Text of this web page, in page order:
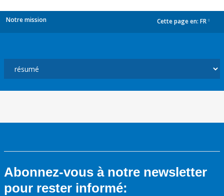
Notre mission Cette page en: FR
Abonnez-vous à notre newsletter
pour rester informé: